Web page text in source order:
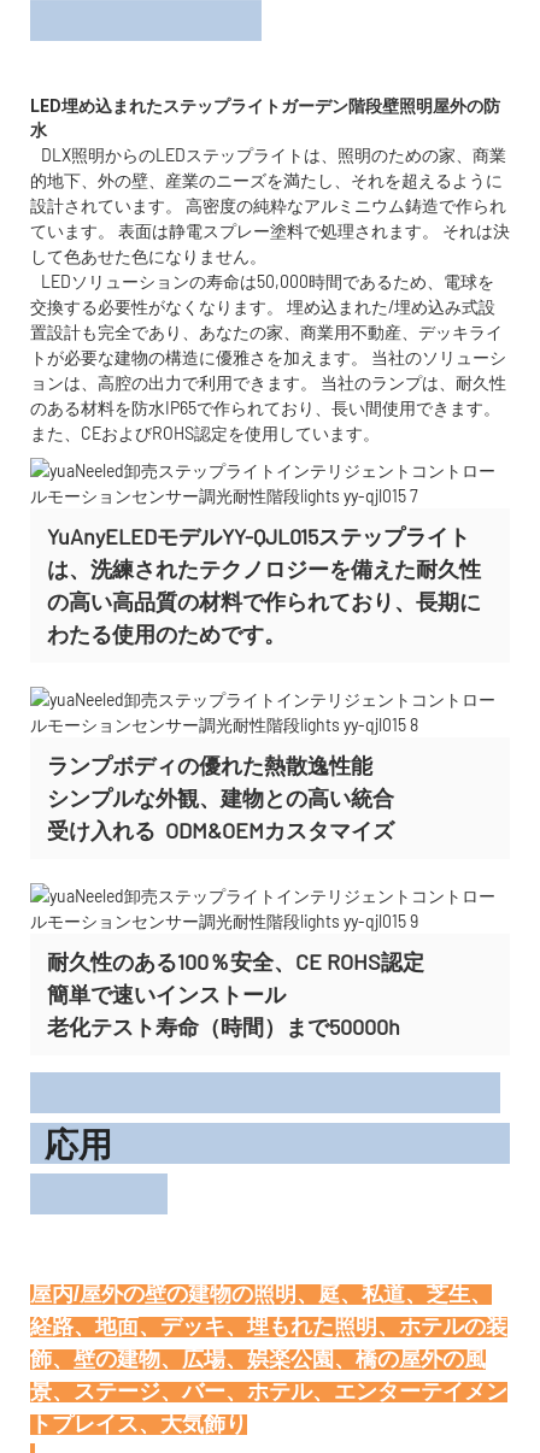
LED埋め込まれたステップライトガーデン階段壁照明屋外の防
DLX照明からのLEDステップライトは、照明のための家、商業
的地下、外の壁、産業のニーズを満たし、それを超えるように
設計されています。 高密度の純粋なアルミニウム鋳造で作られ
ています。 表面は静電スプレー塗料で処理されます。 それは決
して色あせた色になりません。
LEDソリューションの寿命は50,000時間であるため、電球を
交換する必要性がなくなります。 埋め込まれた/埋め込み式設
置設計も完全であり、あなたの家、商業用不動産、デッキライ
トが必要な建物の構造に優雅さを加えます。 当社のソリューシ
ョンは、高腔の出力で利用できます。 当社のランプは、耐久性
のある材料を防水IP65で作られており、長い間使用できます。
また、CEおよびROHS認定を使用しています。
YuAnyELEDモデルYY-QJL015ステップライト
は、洗練されたテクノロジーを備えた耐久性
の高い高品質の材料で作られており、長期に
わたる使用のためです。
ランプボディの優れた熱散逸性能
シンプルな外観、建物との高い統合
受け入れる ODM&OEMカスタマイズ
耐久性のある100％安全、CE ROHS認定
簡単で速いインストール
老化テスト寿命（時間）まで50000h
応用
屋内/屋外の壁の建物の照明、庭、私道、芝生、
経路、地面、デッキ、埋もれた照明、ホテルの装
飾、壁の建物、広場、娯楽公園、橋の屋外の風
景、ステージ、バー、ホテル、エンターテイメン